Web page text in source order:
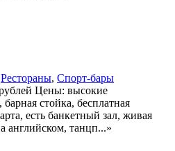
Рестораны, Спорт-бары
Цены: высокие
стойка, бесплатная
есть банкетный зал, живая
английском, танцп...»